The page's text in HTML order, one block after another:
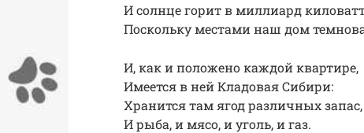
И солнце горит в миллиард
Поскольку местами наш дом
И, как и положено каждой квартире,
Имеется в ней Кладовая Сибири:
Хранится там ягод различных запас,
И рыба, и мясо, и уголь, и газ.